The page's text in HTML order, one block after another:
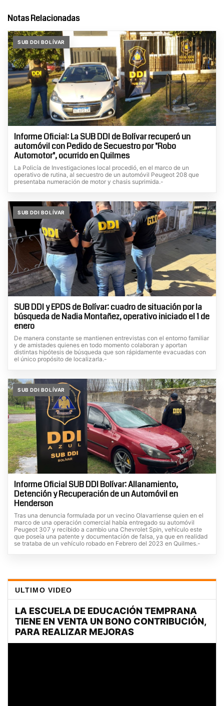
Notas Relacionadas
SUB DDI BOLÍVAR
Informe Oficial: La SUB DDI de Bolívar recuperó un
automóvil con Pedido de Secuestro por "Robo
Automotor", ocurrido en Quilmes
La Policía de Investigaciones local procedió, en el marco de un
operativo de rutina, al secuestro de un automóvil Peugeot 208 que
presentaba numeración de motor y chasis suprimida.-
SUB DDI BOLÍVAR
SUB DDI y EPDS de Bolívar: cuadro de situación por la
búsqueda de Nadia Montañez, operativo iniciado el 1 de
enero
De manera constante se mantienen entrevistas con el entorno familiar
y de amistades quienes en todo momento colaboran y aportan
distintas hipótesis de búsqueda que son rápidamente evacuadas con
el único propósito de localizarla.-
SUB DDI BOLÍVAR
Informe Oficial SUB DDI Bolívar: Allanamiento,
Detención y Recuperación de un Automóvil en
Henderson
Tras una denuncia formulada por un vecino Olavarriense quien en el
marco de una operación comercial había entregado su automóvil
Peugeot 307 y recibido a cambio una Chevrolet Spin, vehículo este
que poseía una patente y documentación de falsa, ya que en realidad
se trataba de un vehículo robado en Febrero del 2023 en Quilmes.-
ULTIMO VIDEO